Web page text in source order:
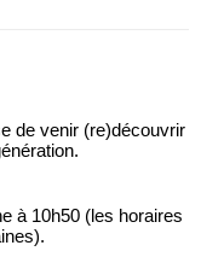
de venir (re)découvrir
à 10h50 (les horaires